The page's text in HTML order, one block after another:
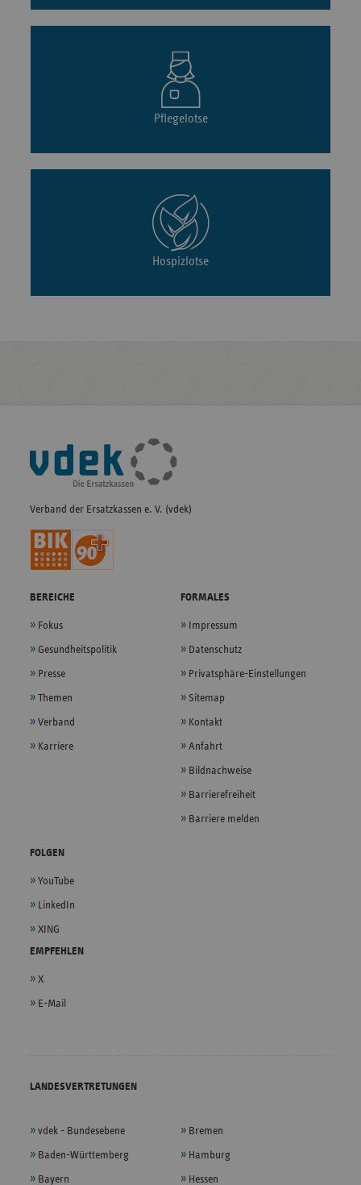
Pflegelotse
Hospizlotse
Fußleisten-
Navigation
Verband der Ersatzkassen e. V. (vdek)
BEREICHE
Fokus
Gesundheitspolitik
Presse
Themen
Verband
Karriere
FORMALES
Impressum
Datenschutz
Privatsphäre-Einstellungen
Sitemap
Kontakt
Anfahrt
Bildnachweise
Barrierefreiheit
Barriere melden
FOLGEN
YouTube
LinkedIn
XING
EMPFEHLEN
X
E-Mail
LANDESVERTRETUNGEN
vdek - Bundesebene
Baden-Württemberg
Bayern
Bremen
Hamburg
Hessen